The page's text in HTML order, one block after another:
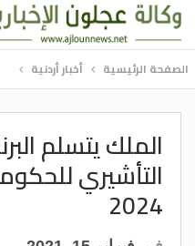
الصفحة الرئيسية أخبار أردنية
الملك يتسلم
2024